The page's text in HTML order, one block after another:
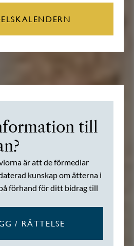
till
är att de förmedlar
kunskap om ätterna i
förhand för ditt bidrag till
/ RÄTTELSE